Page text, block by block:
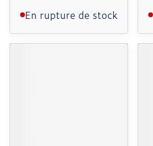
En rupture de stock